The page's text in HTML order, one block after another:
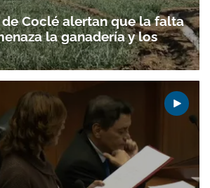
Coclé alertan que la falta
la ganadería y los